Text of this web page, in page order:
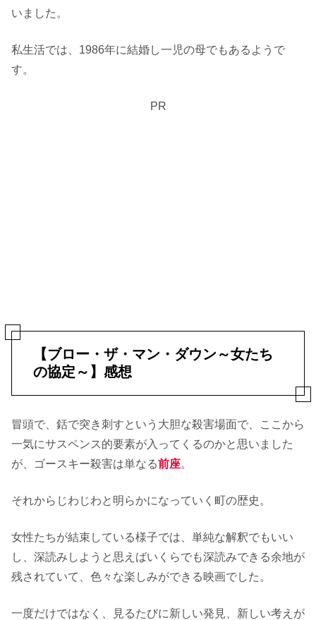
いました。
私生活では、1986年に結婚し一児の母でもあるようで
す。
PR
【ブロー・ザ・マン・ダウン～女たち
の協定～】感想
冒頭で、銛で突き刺すという大胆な殺害場面で、ここから
一気にサスペンス的要素が入ってくるのかと思いました
が、ゴースキー殺害は単なる前座。
それからじわじわと明らかになっていく町の歴史。
女性たちが結束している様子では、単純な解釈でもいい
し、深読みしようと思えばいくらでも深読みできる余地が
残されていて、色々な楽しみができる映画でした。
一度だけではなく、見るたびに新しい発見、新しい考えが